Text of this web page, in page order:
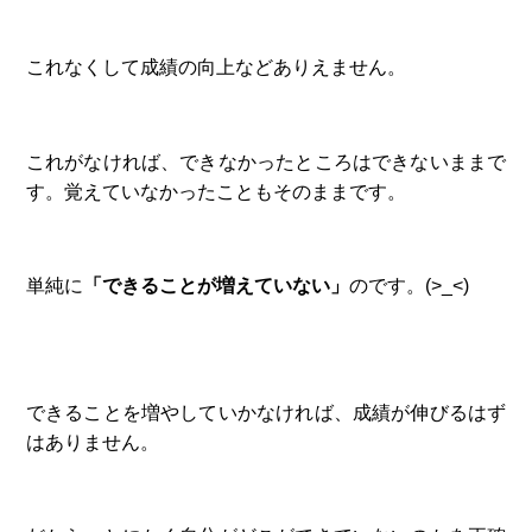
これなくして成績の向上などありえません。
これがなければ、できなかったところはできないままで
す。覚えていなかったこともそのままです。
単純に 「できることが増えていない」 のです。(>_<)
できることを増やしていかなければ、成績が伸びるはず
はありません。